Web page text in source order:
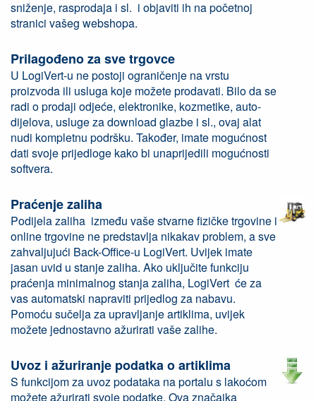
sniženje, rasprodaja i sl. i objaviti ih na početnoj
stranici vašeg webshopa.
Prilagođeno za sve trgovce
U LogiVert-u ne postoji ograničenje na vrstu
proizvoda ili usluga koje možete prodavati. Bilo da se
radi o prodaji odjeće, elektronike, kozmetike, auto-
dijelova, usluge za download glazbe i sl., ovaj alat
nudi kompletnu podršku. Također, imate mogućnost
dati svoje prijedloge kako bi unaprijedili mogućnosti
softvera.
Praćenje zaliha
Podijela zaliha između vaše stvarne fizičke trgovine i
online trgovine ne predstavlja nikakav problem, a sve
zahvaljujući Back-Office-u LogiVert. Uvijek imate
jasan uvid u stanje zaliha. Ako uključite funkciju
praćenja minimalnog stanja zaliha, LogiVert će za
vas automatski napraviti prijedlog za nabavu.
Pomoću sučelja za upravljanje artiklima, uvijek
možete jednostavno ažurirati vaše zalihe.
Uvoz i ažuriranje podatka o artiklima
S funkcijom za uvoz podataka na portalu s lakoćom
možete ažurirati svoje podatke. Ova značajka